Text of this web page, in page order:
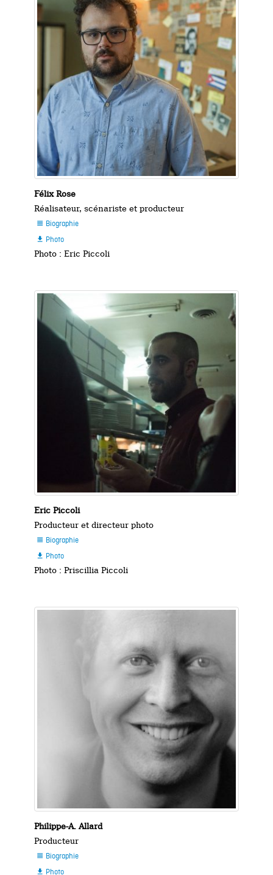
Félix Rose
Réalisateur, scénariste et producteur
 Biographie
 Photo
Photo : Eric Piccoli
Eric Piccoli
Producteur et directeur photo
 Biographie
 Photo
Photo : Priscillia Piccoli
Philippe-A. Allard
Producteur
 Biographie
 Photo